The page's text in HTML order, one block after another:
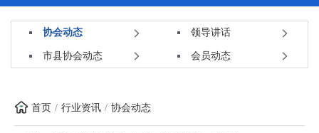
协会动态 领导讲话
市县协会动态 会员动态
首页 行业资讯 协会动态